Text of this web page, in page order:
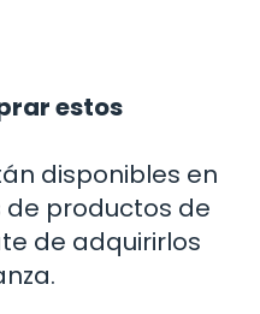
estos
disponibles en
productos de
de adquirirlos